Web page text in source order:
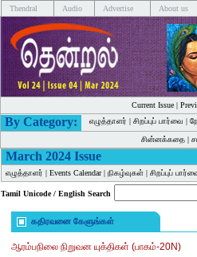
Thendral Audio Advertise About us
Current Issue|
By Category: எழுத்தாளர் | சிறப்புப் பார்வை |
சின்னக்கதை |
March 2024 Issue
எழுத்தாளர் | Events Calendar| நிகழ்வுகள் | சிறப்புப்
Tamil Unicode / English Search
கதிரவனை கேளுங்கள்
ஆரம்பநிலை நிறுவன யுக்திகள் (பாகம்-20N)